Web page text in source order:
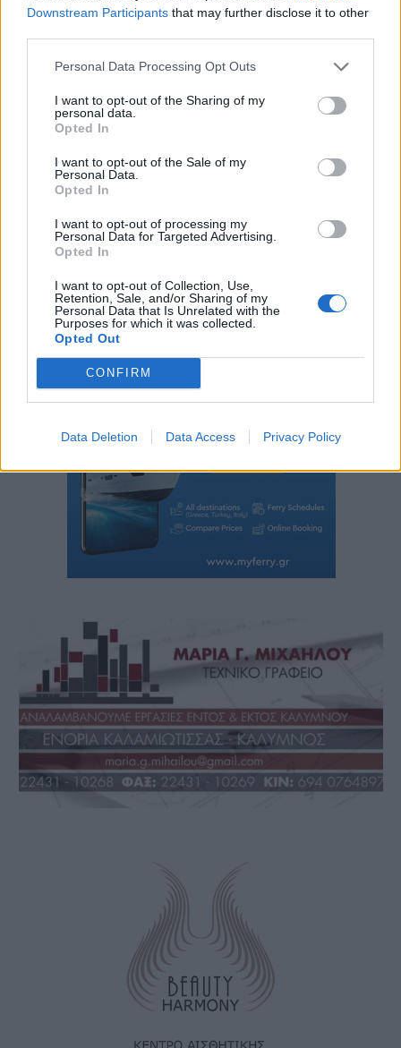
Downstream Participants that may further disclose it to other
Personal Data Processing Opt Outs
I want to opt-out of the Sharing of my
personal data.
Opted In
I want to opt-out of the Sale of my
Personal Data.
Opted In
I want to opt-out of processing my
Personal Data for Targeted Advertising.
Opted In
I want to opt-out of Collection, Use,
Retention, Sale, and/or Sharing of my
Personal Data that Is Unrelated with the
Purposes for which it was collected.
Opted Out
CONFIRM
Data Deletion Data Access Privacy Policy
Ρήγμα στην παράταξη Καμπουράκη: Ο Μιχάλης
του Καζίνου (ηχητικό)